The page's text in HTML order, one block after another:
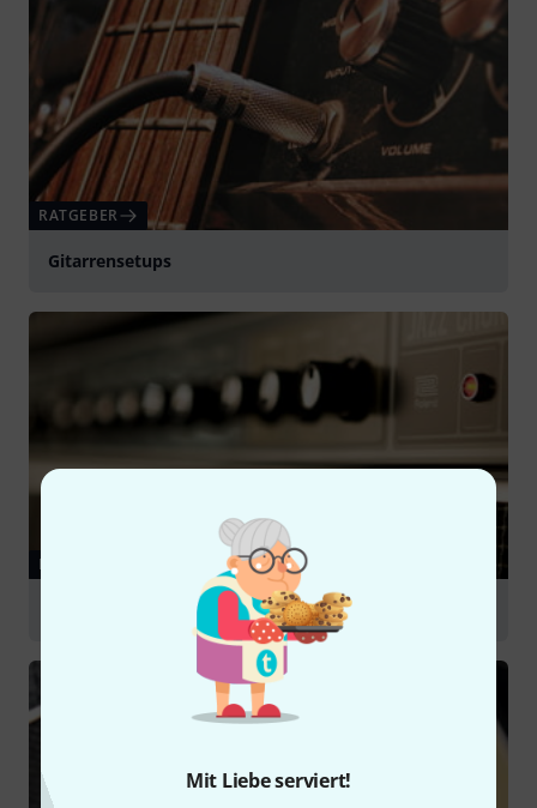
Mit Liebe serviert!
RATGEBER
Gitarrensetups
RATGEBER
Gitarrenverstärker